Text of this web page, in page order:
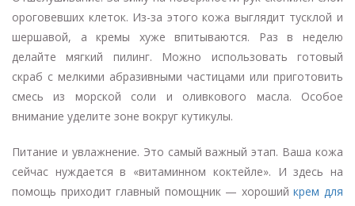
ороговевших клеток. Из-за этого кожа выглядит тусклой и
шершавой, а кремы хуже впитываются. Раз в неделю
делайте мягкий пилинг. Можно использовать готовый
скраб с мелкими абразивными частицами или приготовить
смесь из морской соли и оливкового масла. Особое
внимание уделите зоне вокруг кутикулы.
Питание и увлажнение. Это самый важный этап. Ваша кожа
сейчас нуждается в «витаминном коктейле». И здесь на
помощь приходит главный помощник — хорошийкрем для